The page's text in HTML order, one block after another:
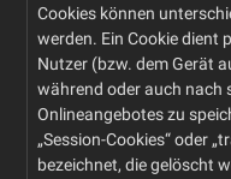
Cookies können
werden. Ein Cookie dient
Nutzer (bzw. dem Gerät
während oder auch nach
Onlineangebotes zu
„Session-Cookies“ oder
bezeichnet, die gelöscht